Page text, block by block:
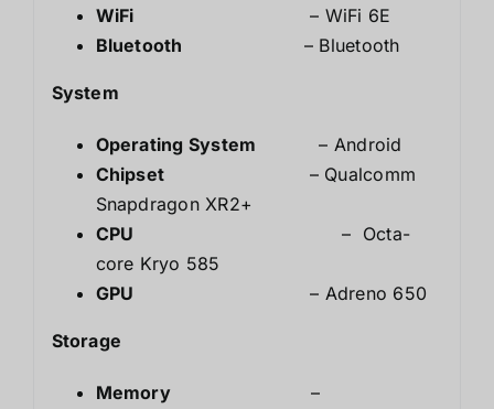
WiFi
– WiFi 6E
Bluetooth – Bluetooth
System
Operating System
– Android
Chipset – Qualcomm
Snapdragon XR2+
CPU
– Octa-
core Kryo 585
GPU
– Adreno 650
Storage
Memory–